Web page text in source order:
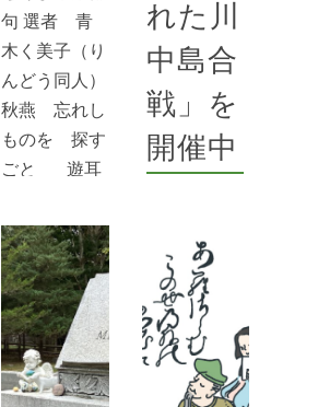
略サロン,イベン
ト, 地域交流,
地域
活性化 ,市民参加
句 選者 青
木く美子（り
んどう同人）
秋燕 忘れし
ものを 探す
ごと 遊耳
運び来る 鐘
の音 &
続きを読む
*ちくま未来
俳句,58号
れた川
中島合
戦」を
開催中
令和６年度秋
季企画展 描
かれた川中島
合戦～屏風・
錦絵にみる戦